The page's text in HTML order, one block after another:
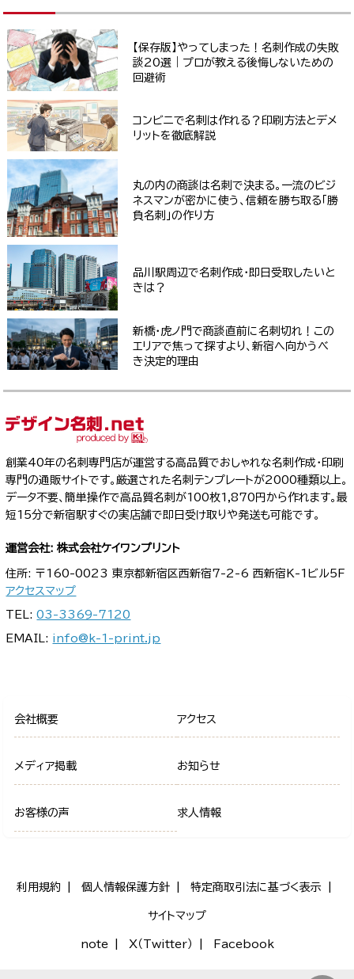
【保存版】やってしまった！名刺作成の失敗
談20選｜プロが教える後悔しないための
回避術
コンビニで名刺は作れる？印刷方法とデメ
リットを徹底解説
丸の内の商談は名刺で決まる。一流のビジ
ネスマンが密かに使う、信頼を勝ち取る「勝
負名刺」の作り方
品川駅周辺で名刺作成・即日受取したいと
きは？
新橋・虎ノ門で商談直前に名刺切れ！この
エリアで焦って探すより、新宿へ向かうべ
き決定的理由
創業40年の名刺専門店が運営する高品質でおしゃれな名刺作成・印刷
専門の通販サイトです。厳選された名刺テンプレートが2000種類以上。
データ不要、簡単操作で高品質名刺が100枚1,870円から作れます。最
短15分で新宿駅すぐの実店舗で即日受け取りや発送も可能です。
運営会社: 株式会社ケイワンプリント
住所: 〒160-0023 東京都新宿区西新宿7-2-6 西新宿K-1ビル5F
アクセスマップ
TEL:03-3369-7120
EMAIL: info@k-1-print.jp
会社概要 アクセス
メディア掲載 お知らせ
お客様の声 求人情報
利用規約 個人情報保護方針 特定商取引法に基づく表示
サイトマップ
note X（Twitter） Facebook